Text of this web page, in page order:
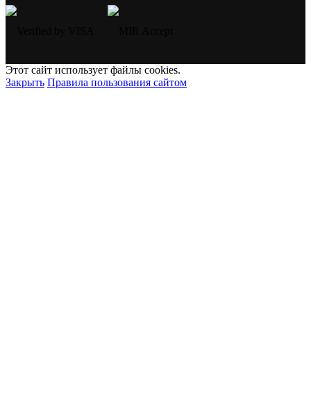
Этот сайт использует файлы cookies.
Закрыть Правила пользования сайтом